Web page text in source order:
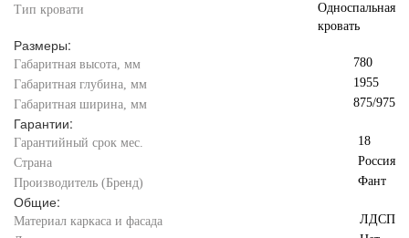
Тип кровати
Односпальная
кровать
Размеры:
Габаритная высота, мм
780
Габаритная глубина, мм
1955
Габаритная ширина, мм
875/975
Гарантии:
Гарантийный срок мес.
18
Страна
Россия
Производитель (Бренд)
Фант
Общие:
Материал каркаса и фасада
ЛДСП